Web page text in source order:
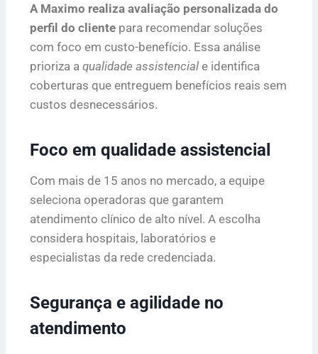
A Maximo realiza avaliação personalizada do
perfil do cliente para recomendar soluções
com foco em custo-benefício. Essa análise
prioriza a qualidade assistencial e identifica
coberturas que entreguem benefícios reais sem
custos desnecessários.
Foco em qualidade assistencial
Com mais de 15 anos no mercado, a equipe
seleciona operadoras que garantem
atendimento clínico de alto nível. A escolha
considera hospitais, laboratórios e
especialistas da rede credenciada.
Segurança e agilidade no
atendimento